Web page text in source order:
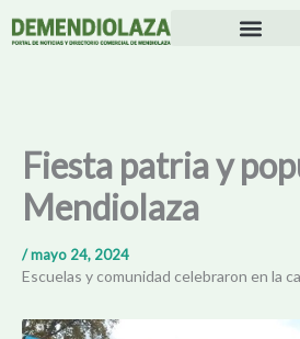
Fiesta patria y
Mendiolaza
/mayo 24, 2024
Escuelas y comunidad celebraron en la